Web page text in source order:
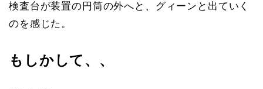
検査台が装置の円筒の外へと、グィーンと出ていく
のを感じた。
もしかして、、